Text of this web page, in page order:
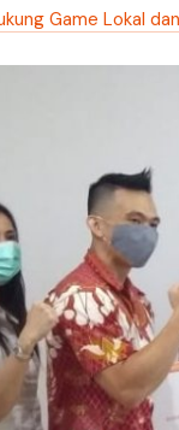
Game Lokal